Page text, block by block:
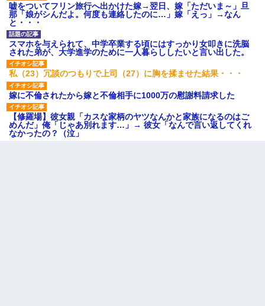
嘘をついてフリン旅行へ出かけた嫁→翌日、嫁「ただいま～」旦
那「娘がシんだよ。何度も連絡したのに…」嫁「えっ」→なん
と・・・
スマホを与えられて、中学卒業する頃にはすっかり女叩きに洗脳
された弟が、大学進学のために一人暮らししたいと言い出した。
私（23）冗談のつもりで上司（27）に胸を揉ませた結果・・・
嫁に不倫されたから嫁と不倫相手に1000万の慰謝料請求した
【修羅場】彼女親「カスな家柄のヤツなんかと家族になるのはご
めんだ」俺「じゃあ別れます…」→ 彼女「なんで言い返してくれ
なかったの？（泣」